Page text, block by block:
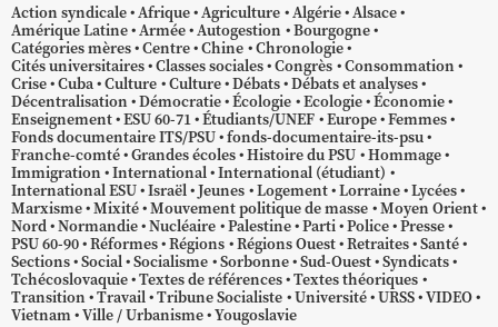
Action syndicale Afrique Agriculture Algérie Alsace
Amérique Latine Armée Autogestion
Bourgogne
Catégories mères Centre Chine Chronologie
Cités universitaires Classes sociales Congrès Consommation
Crise Cuba Culture Culture Débats Débats et analyses
Décentralisation Démocratie Écologie Ecologie Économie
Enseignement ESU 60-71 Étudiants/UNEF Europe Femmes
Fonds documentaire ITS/PSU fonds-documentaire-its-psu
Franche-comté Grandes écoles Histoire du PSU Hommage
Immigration International International (étudiant)
International ESU Israël Jeunes Logement Lorraine Lycées
Marxisme Mixité Mouvement politique de masse Moyen Orient
Nord Normandie Nucléaire Palestine Parti Police Presse
PSU 60-90 Réformes Régions Régions Ouest Retraites Santé
Sections Social Socialisme Sorbonne Sud-Ouest Syndicats
Tchécoslovaquie Textes de références Textes théoriques
Transition Travail Tribune Socialiste Université URSS VIDEO
Vietnam Ville / Urbanisme Yougoslavie